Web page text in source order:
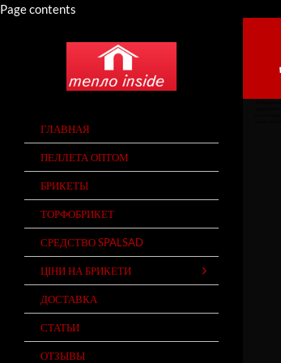
Page contents
ГЛАВНАЯ
ПЕЛЛЕТА ОПТОМ
БРИКЕТЫ
ТОРФОБРИКЕТ
СРЕДСТВО SPALSAD
ЦІНИ НА БРИКЕТИ
ДОСТАВКА
СТАТЬИ
ОТЗЫВЫ